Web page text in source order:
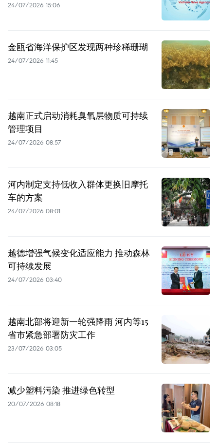
24/07/2026 15:06
金瓯省海洋保护区发现两种珍稀珊瑚
24/07/2026 11:45
越南正式启动消耗臭氧层物质可持续
管理项目
24/07/2026 08:57
河内制定支持低收入群体更换旧摩托
车的方案
24/07/2026 08:01
越德增强气候变化适应能力 推动森林
可持续发展
24/07/2026 03:40
越南北部将迎新一轮强降雨 河内等15
省市紧急部署防灾工作
23/07/2026 03:05
减少塑料污染 推进绿色转型
20/07/2026 08:18